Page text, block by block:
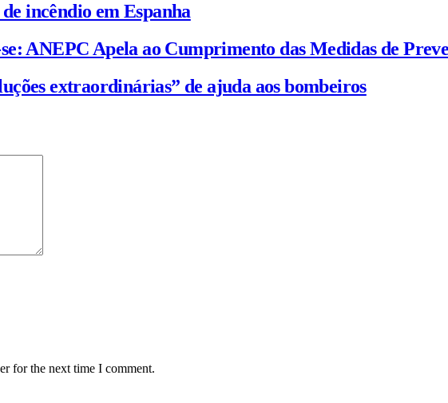
incêndio em Espanha
ANEPC Apela ao Cumprimento das Medidas de
extraordinárias” de ajuda aos bombeiros
for the next time I comment.